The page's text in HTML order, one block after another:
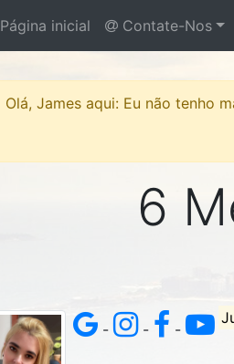
Página inicial Contate-Nos
Olá, James aqui: Eu não tenho
6
- - -